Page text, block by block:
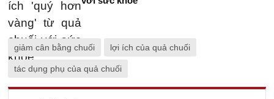
giảm cân bằng chuối lợi ích của quả chuối
tác dụng phụ của quả chuối